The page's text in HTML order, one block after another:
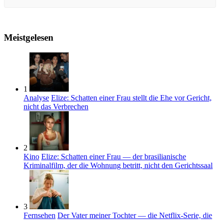
Meistgelesen
1
Analyse Elize: Schatten einer Frau stellt die Ehe vor Gericht,
nicht das Verbrechen
2
Kino Elize: Schatten einer Frau — der brasilianische
Kriminalfilm, der die Wohnung betritt, nicht den Gerichtssaal
3
Fernsehen Der Vater meiner Tochter — die Netflix-Serie, die